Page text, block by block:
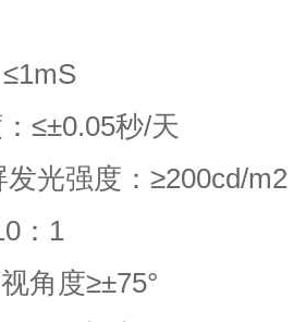
≤1mS
≤±0.05秒/天
光强度： ≥200cd/m2
： 1
角度≥±75°